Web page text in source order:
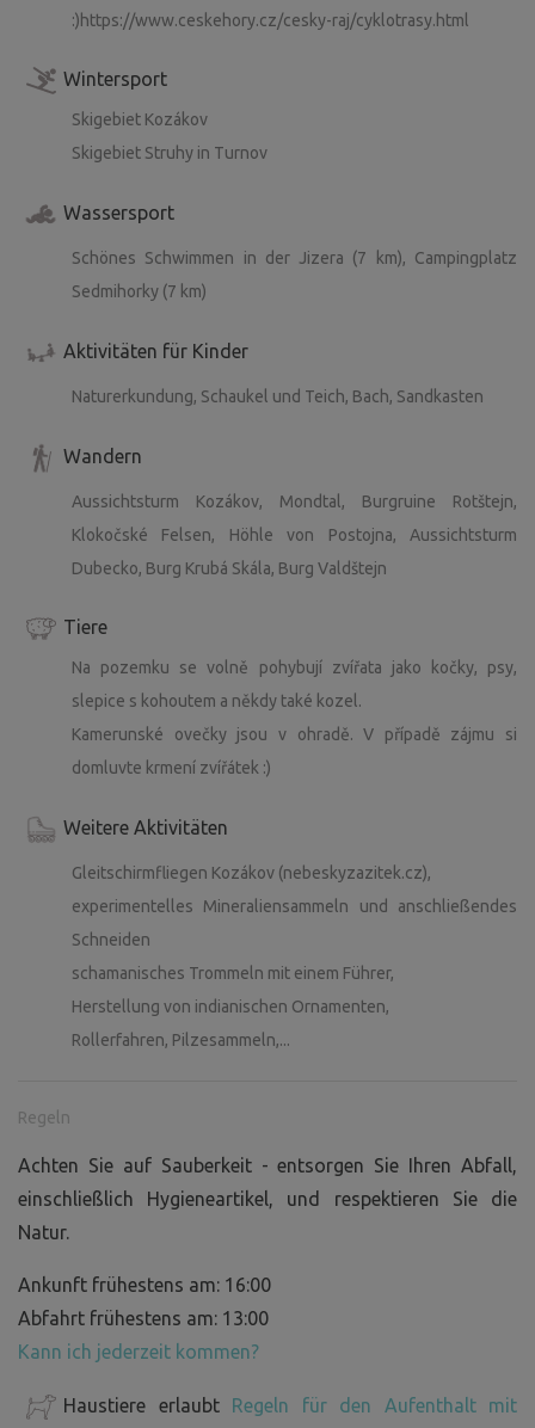
Garantie.
Bitte stellen Sie sicher, dass Sie den Ort in gleichem oder
besserem Zustand verlassen ♥ ♡.
https://www.bezkempu.cz/4799
Wir freuen uns auf euch, Abenteurer!
P.S.: Du kannst uns auf Facebook als Grunt Rooster
:)https://www.ceskehory.cz/cesky-raj/cyklotrasy.html
Wintersport
Skigebiet Kozákov
Skigebiet Struhy in Turnov
Wassersport
Schönes Schwimmen in der Jizera (7 km), Campingplatz
Sedmihorky (7 km)
Aktivitäten für Kinder
Naturerkundung, Schaukel und Teich, Bach, Sandkasten
Wandern
Aussichtsturm Kozákov, Mondtal, Burgruine Rotštejn,
Klokočské Felsen, Höhle von Postojna, Aussichtsturm
Dubecko, Burg Krubá Skála, Burg Valdštejn
Tiere
Na pozemku se volně pohybují zvířata jako kočky, psy,
slepice s kohoutem a někdy také kozel.
Kamerunské ovečky jsou v ohradě. V případě zájmu si
domluvte krmení zvířátek :)
Weitere Aktivitäten
Gleitschirmfliegen Kozákov (nebeskyzazitek.cz),
experimentelles Mineraliensammeln und anschließendes
Schneiden
schamanisches Trommeln mit einem Führer,
Herstellung von indianischen Ornamenten,
Rollerfahren, Pilzesammeln,...
Regeln
Achten Sie auf Sauberkeit - entsorgen Sie Ihren Abfall,
einschließlich Hygieneartikel, und respektieren Sie die
Natur.
Ankunft frühestens am: 16:00
Abfahrt frühestens am: 13:00
Kann ich jederzeit kommen?
Haustiere erlaubt Regeln für den Aufenthalt mit